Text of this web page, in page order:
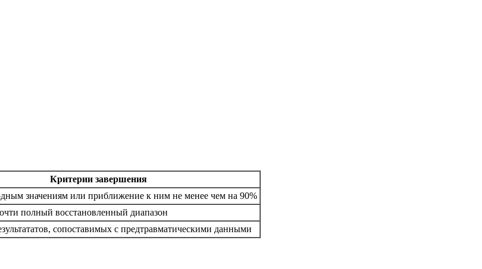
Критерии завершения
значениям или приближение к ним не менее чем на 90%
полный восстановленный диапазон
сопоставимых с предтравматическими данными